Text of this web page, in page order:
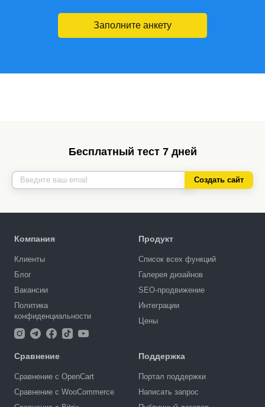
Заполните анкету
Бесплатный тест 7 дней
Создать сайт
Компания
Клиенты
Блог
Вакансии
Политика
конфиденциальности
Продукт
Список всех функций
Галерея дизайнов
SEO-продвижение
Интеграции
Цены
Сравнение
Сравнение с OpenCart
Сравнение с WooCommerce
Поддержка
Портал поддержки
Написать запрос